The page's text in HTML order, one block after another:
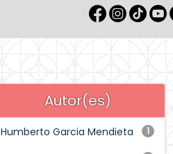
Autor(es)
1
Humberto Garcia Mendieta